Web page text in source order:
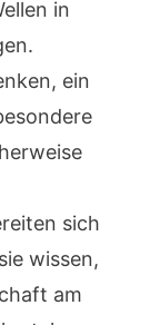
in
ein
sich
wissen,
am